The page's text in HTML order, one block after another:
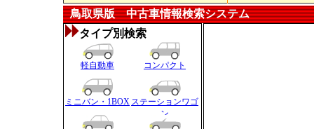
鳥取県版 中古車情報検索システム
タイプ別検索
軽自動車 コンパクト
ミニバン・1BOX ステーションワゴ
ン